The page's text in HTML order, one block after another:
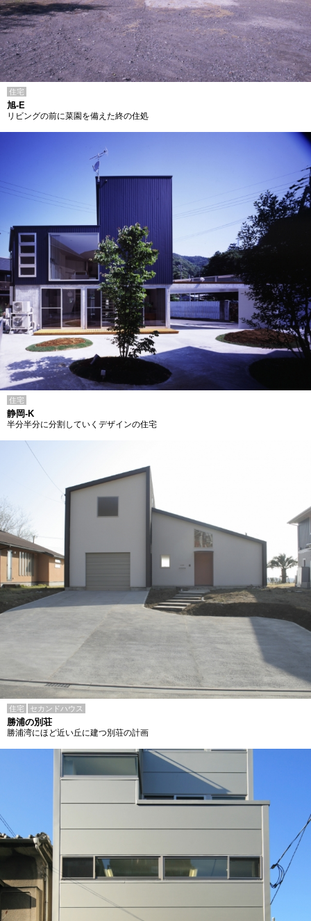
住宅
旭-E
リビングの前に菜園を備えた終の住処
住宅
静岡-K
半分半分に分割していくデザインの住宅
住宅 セカンドハウス
勝浦の別荘
勝浦湾にほど近い丘に建つ別荘の計画